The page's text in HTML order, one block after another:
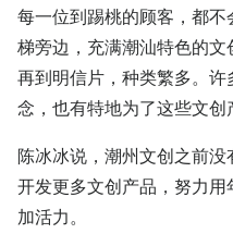
每一位到踢桃的顾客，都
梯旁边，充满潮汕特色的文
再到明信片，种类繁多。
念，也有特地为了这些文创
陈冰冰说，潮州文创之前
开发更多文创产品，努力
加活力。